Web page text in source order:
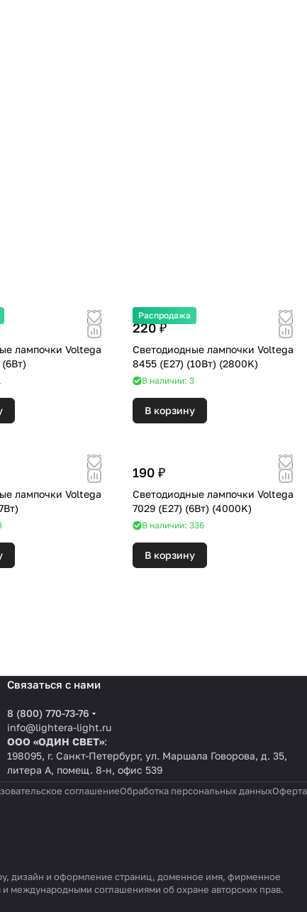
лампочки Voltega
8457 (GU10) (6Вт)
Распродажа
220 ₽
Светодиодные лампочки Voltega
8455 (E27) (10Вт) (2800K)
В наличии: 3
В корзину
лампочки Voltega
(E14) (7Вт)
190 ₽
Светодиодные лампочки Voltega
7029 (E27) (6Вт) (4000K)
В наличии: 336
В корзину
Связаться с нами
8 (800) 770-73-76
info@lightera-light.ru
ООО «ОДИН СВЕТ»:
198095, г. Санкт-Петербург, ул. Маршала Говорова, д. 35,
литера А, помещ. 8-н, офис 539
соглашениеОбработка персональных данныхОферта
дизайн и оформление страниц, доменное имя, фирменное
международными соглашениями об охране авторских прав.